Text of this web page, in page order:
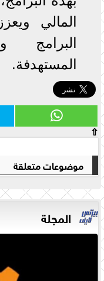
المالي
البرامج
المستهدفة.
⇧
موضوعات متعلقة
المجلة